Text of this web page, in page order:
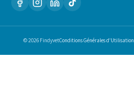
© 2026 FindyvetConditions Générales d'Utilisation